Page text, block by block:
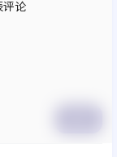
评论